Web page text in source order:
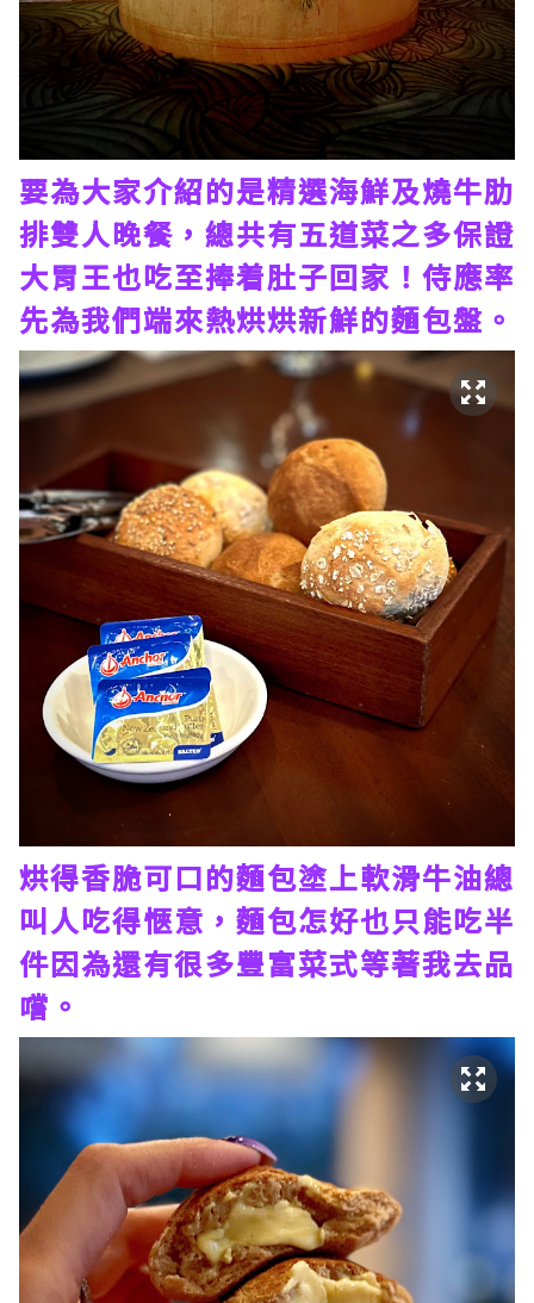
要為大家介紹的是精選海鮮及燒牛肋
排雙人晚餐，總共有五道菜之多保證
大胃王也吃至捧着肚子回家！侍應率
先為我們端來熱烘烘新鮮的麵包盤。
烘得香脆可口的麵包塗上軟滑牛油總
叫人吃得愜意，麵包怎好也只能吃半
件因為還有很多豐富菜式等著我去品
嚐。